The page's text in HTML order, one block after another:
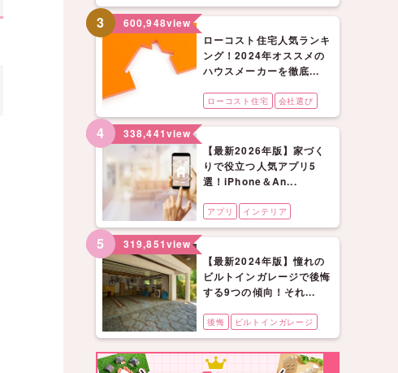
3 600,948view
ローコスト住宅人気ランキ
ング！2024年オススメの
ハウスメーカーを徹底...
ローコスト住宅 会社選び
4 338,441view
【最新2026年版】家づく
りで役立つ人気アプリ5
選！iPhone＆An...
アプリ インテリア
5 319,851view
【最新2024年版】憧れの
ビルトインガレージで後悔
する9つの傾向！それ...
後悔 ビルトインガレージ